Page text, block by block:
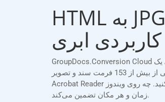
HTML به JPG مبدل آنلاین | برنامه رایگان و .NET رابط برنامه‌نویسی
کاربردی ابری
GroupDocs.Conversion Cloud یک API REST قابل اعتماد است که به طور خاص برای توسعه‌دهندگان .NET طراحی شده است که نیاز دارند اسناد Word (HTML) را به JPG به راحتی
تبدیل کنند. با پشتیبانی از بیش از 153 فرمت سند و تصویر، API ما به شما امکان می‌دهد قابلیت‌های تبدیل قدرتمند را بدون نیاز به نرم‌افزار اضافی مانند Microsoft Office یا Adobe
Acrobat Reader در برنامه‌های خود ادغام کنید. چه روی ویندوز، macOS، لینوکس یا هر پلتفرم دیگری کار کنید، GroupDocs.Conversion Cloud تبدیل‌های یکپارچه و دقیق اسناد را در هر
زمان و هر مکان تضمین می‌کند.